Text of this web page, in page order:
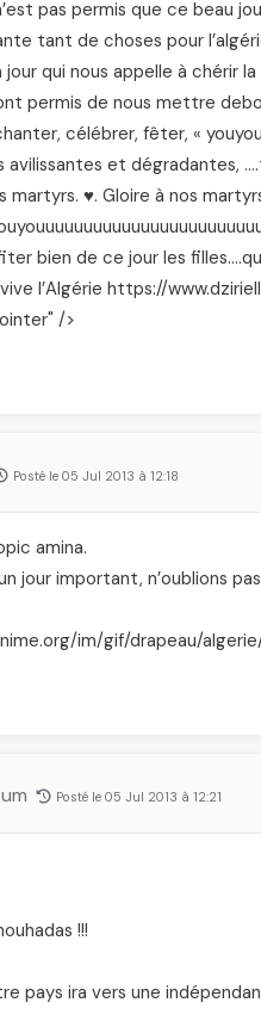
pas permis que ce beau
tant de choses pour
jour qui nous appelle à chérir
permis de nous mettre
célébrer, fêter, «
avilissantes et dégradantes,
martyrs. ♥. Gloire à nos
bien de ce jour les
l’Algérie https://
/>
Posté le 05 Jul 2013 à 12:18
amina.
jour important, n’oublions
im/gif/drapeau/
Posté le 05 Jul 2013 à 12:21
!!!
pays ira vers une